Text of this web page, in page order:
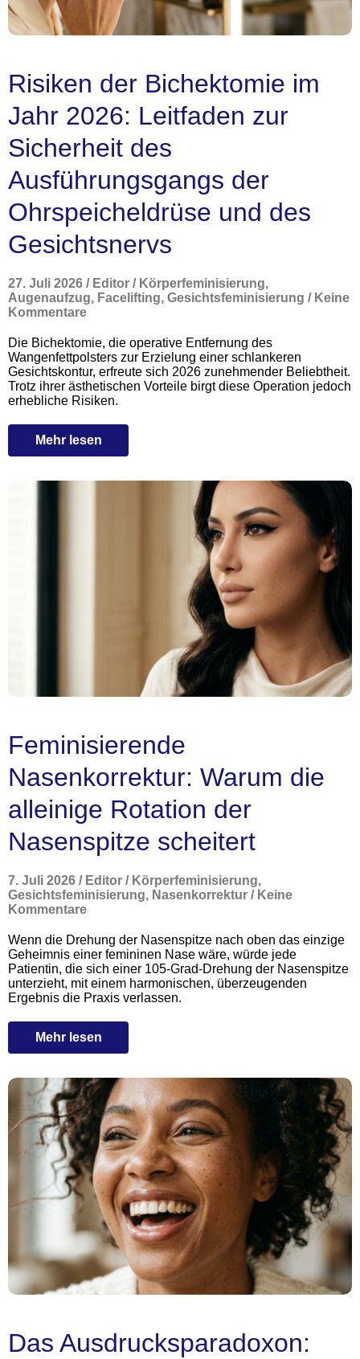
Risiken der Bichektomie im
Jahr 2026: Leitfaden zur
Sicherheit des
Ausführungsgangs der
Ohrspeicheldrüse und des
Gesichtsnervs
27. Juli 2026 / Editor / Körperfeminisierung,
Augenaufzug, Facelifting, Gesichtsfeminisierung / Keine
Kommentare
Die Bichektomie, die operative Entfernung des
Wangenfettpolsters zur Erzielung einer schlankeren
Gesichtskontur, erfreute sich 2026 zunehmender Beliebtheit.
Trotz ihrer ästhetischen Vorteile birgt diese Operation jedoch
erhebliche Risiken.
Mehr lesen
Feminisierende
Nasenkorrektur: Warum die
alleinige Rotation der
Nasenspitze scheitert
7. Juli 2026 / Editor / Körperfeminisierung,
Gesichtsfeminisierung, Nasenkorrektur / Keine
Kommentare
Wenn die Drehung der Nasenspitze nach oben das einzige
Geheimnis einer femininen Nase wäre, würde jede
Patientin, die sich einer 105-Grad-Drehung der Nasenspitze
unterzieht, mit einem harmonischen, überzeugenden
Ergebnis die Praxis verlassen.
Mehr lesen
Das Ausdrucksparadoxon: